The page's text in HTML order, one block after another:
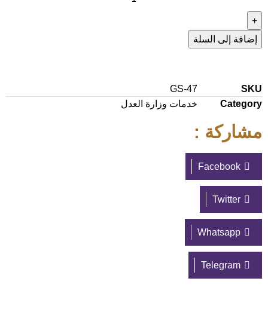
إضافة إلى السلة
SKU
GS-47
Category
خدمات وزارة العدل
مشاركة :
Facebook
Twitter
Whatsapp
Telegram